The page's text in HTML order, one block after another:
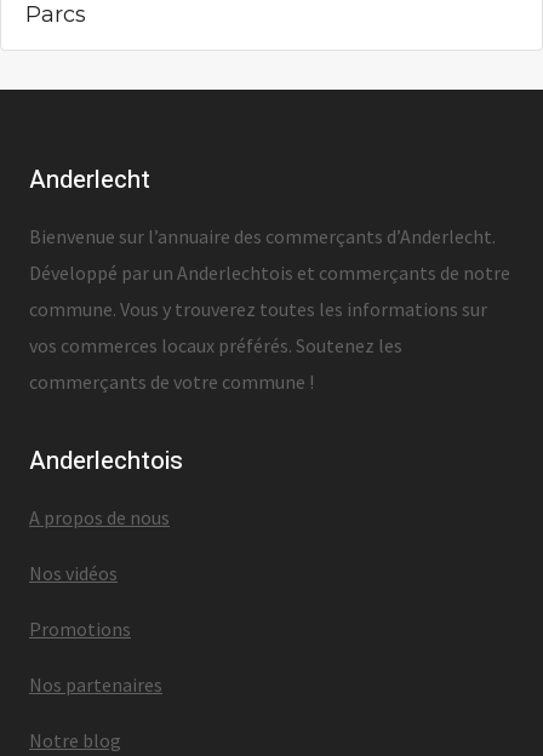
Parcs
Anderlecht
Bienvenue sur l’annuaire des commerçants d’Anderlecht.
Développé par un Anderlechtois et commerçants de notre
commune. Vous y trouverez toutes les informations sur
vos commerces locaux préférés. Soutenez les
commerçants de votre commune !
Anderlechtois
A propos de nous
Nos vidéos
Promotions
Nos partenaires
Notre blog